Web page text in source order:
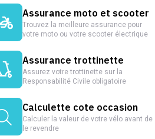
Assurance moto et scooter
Trouvez la meilleure assurance pour
votre moto ou votre scooter électrique
Assurance trottinette
Assurez votre trottinette sur la
Responsabilité Civile obligatoire
Calculette cote occasion
Calculer la valeur de votre vélo avant de
le revendre